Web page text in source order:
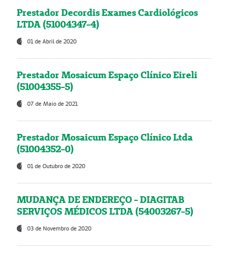
Prestador Decordis Exames Cardiológicos
LTDA (51004347-4)
01 de Abril de 2020
Prestador Mosaicum Espaço Clínico Eireli
(51004355-5)
07 de Maio de 2021
Prestador Mosaicum Espaço Clínico Ltda
(51004352-0)
01 de Outubro de 2020
MUDANÇA DE ENDEREÇO - DIAGITAB
SERVIÇOS MÉDICOS LTDA (54003267-5)
03 de Novembro de 2020